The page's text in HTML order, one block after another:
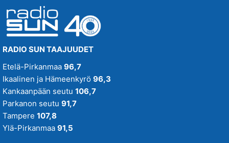
RADIO SUN TAAJUUDET
Etelä-Pirkanmaa 96,7
Ikaalinen ja Hämeenkyrö 96,3
Kankaanpään seutu 106,7
Parkanon seutu 91,7
Tampere 107,8
Ylä-Pirkanmaa 91,5